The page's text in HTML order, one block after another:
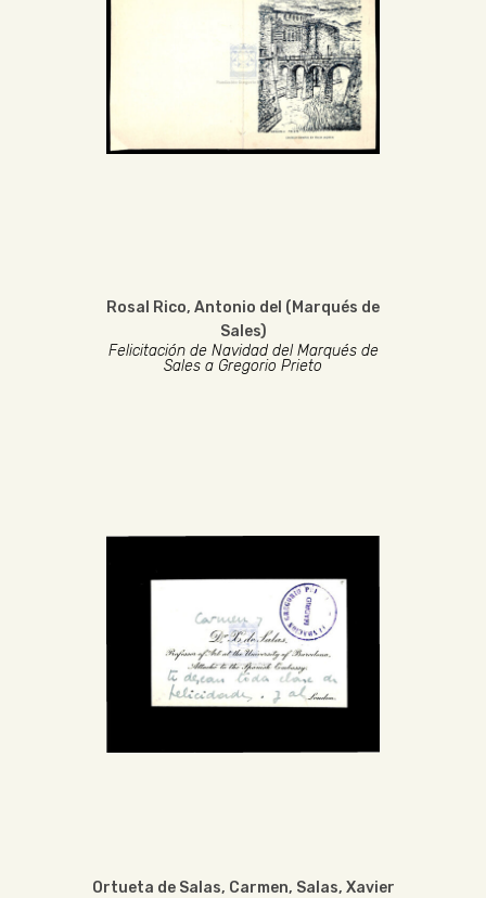
Rosal Rico, Antonio del (Marqués de
Sales)
Felicitación de Navidad del Marqués de
Sales a Gregorio Prieto
Ortueta de Salas, Carmen, Salas, Xavier